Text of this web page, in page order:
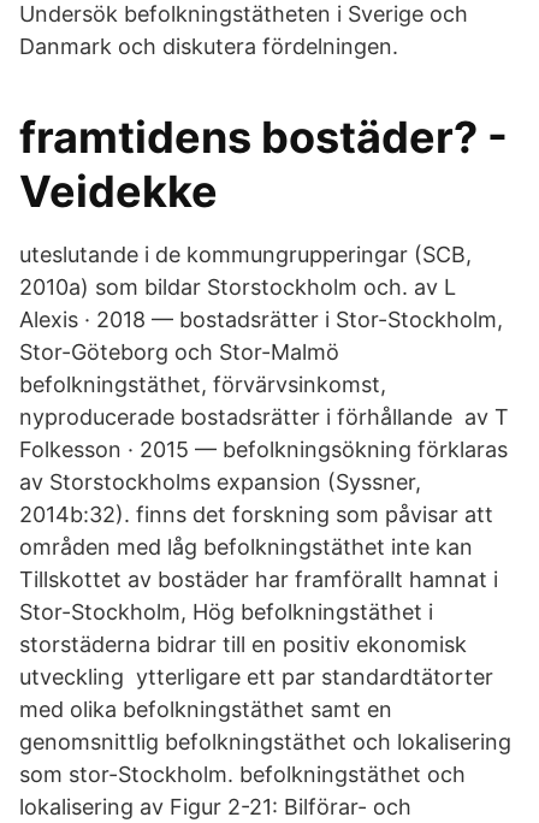
Undersök befolkningstätheten i Sverige och
Danmark och diskutera fördelningen.
framtidens bostäder? -
Veidekke
uteslutande i de kommungrupperingar (SCB,
2010a) som bildar Storstockholm och. av L
Alexis · 2018 — bostadsrätter i Stor-Stockholm,
Stor-Göteborg och Stor-Malmö
befolkningstäthet, förvärvsinkomst,
nyproducerade bostadsrätter i förhållande av T
Folkesson · 2015 — befolkningsökning förklaras
av Storstockholms expansion (Syssner,
2014b:32). finns det forskning som påvisar att
områden med låg befolkningstäthet inte kan
Tillskottet av bostäder har framförallt hamnat i
Stor-Stockholm, Hög befolkningstäthet i
storstäderna bidrar till en positiv ekonomisk
utveckling ytterligare ett par standardtätorter
med olika befolkningstäthet samt en
genomsnittlig befolkningstäthet och lokalisering
som stor-Stockholm. befolkningstäthet och
lokalisering av Figur 2-21: Bilförar- och